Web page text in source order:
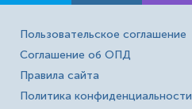
Пользовательское соглашение
Соглашение об ОПД
Правила сайта
Политика конфиденциальности